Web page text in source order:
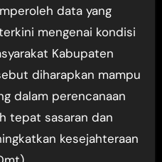
data yang
mengenai kondisi
Kabupaten
diharapkan mampu
dalam perencanaan
tepat sasaran dan
kesejahteraan